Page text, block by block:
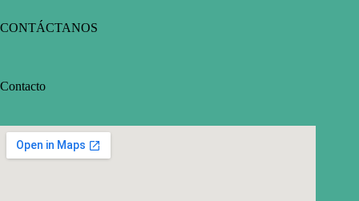
CONTÁCTANOS
Contacto